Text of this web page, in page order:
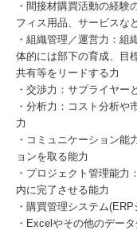
・間接材購買活動の経験
フィス用品、サービスな
・組織管理／運営力：組
体的には部下の育成、目
共有等をリードする力
・交渉力：サプライヤー
・分析力：コスト分析や
力
・コミュニケーション能
ョンを取る能力
・プロジェクト管理能力
内に完了させる能力
・購買管理システム
・Excelやその他のデー